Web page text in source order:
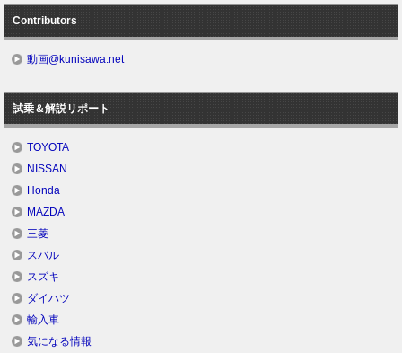
Contributors
動画@kunisawa.net
試乗＆解説リポート
TOYOTA
NISSAN
Honda
MAZDA
三菱
スバル
スズキ
ダイハツ
輸入車
気になる情報